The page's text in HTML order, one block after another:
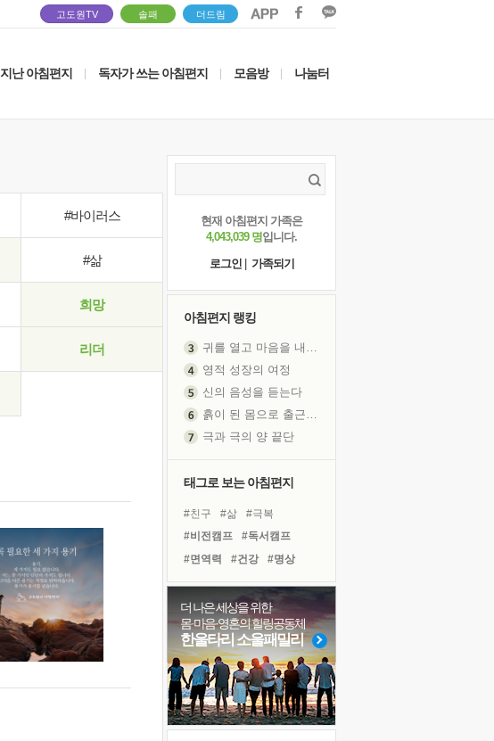
고도원TV 솔패 더드림
지난 아침편지 독자가 쓰는 아침편지 모음방 나눔터
#바이러스
#삶
희망
리더
현재 아침편지 가족은
4,043,039 명입니다.
로그인
가족되기
아침편지 랭킹
귀를 열고 마음을 내어주고
영적 성장의 여정
신의 음성을 듣는다
흙이 된 몸으로 출근하는 여자
극과 극의 양 끝단
아픈 아버지를 위한 공간 설계
슬럼프
보고 싶은 어머니
유년 시절의 부산 영도 바다
못된 꼰대들
너무 황홀한 꽃들이여!
태그로 보는 아침편지
#친구 #삶
#극복
#비전캠프
#독서캠프
#면역력
#건강
#명상
#유튜브
#나눔
#경험
#희망
#위기
#아이들
#링컨학교
#독서
#도움
#선택
#바이러스
#다짐
#리더
더 나은 세상을 위한
몸·마음·영혼의 힐링공동체
한울타리 소울패밀리